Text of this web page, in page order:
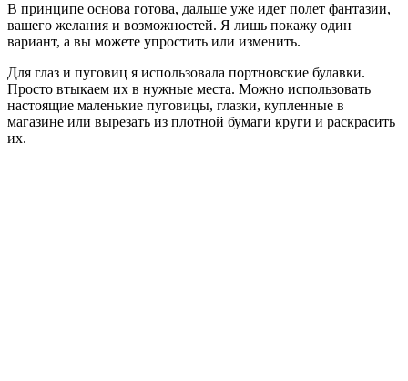
В принципе основа готова, дальше уже идет полет фантазии,
вашего желания и возможностей. Я лишь покажу один
вариант, а вы можете упростить или изменить.
Для глаз и пуговиц я использовала портновские булавки.
Просто втыкаем их в нужные места. Можно использовать
настоящие маленькие пуговицы, глазки, купленные в
магазине или вырезать из плотной бумаги круги и раскрасить
их.